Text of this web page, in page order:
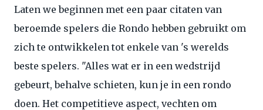
Laten we beginnen met een paar citaten van
beroemde spelers die Rondo hebben gebruikt om
zich te ontwikkelen tot enkele van 's werelds
beste spelers. "Alles wat er in een wedstrijd
gebeurt, behalve schieten, kun je in een rondo
doen. Het competitieve aspect, vechten om